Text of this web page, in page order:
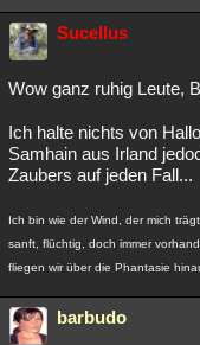
Sucellus
Wow ganz ruhig Leute,
Ich halte nichts von
Samhain aus Irland
Zaubers auf jeden Fall...
Ich bin wie der Wind, der mich
sanft, flüchtig, doch immer
fliegen wir über die Phantasie
barbudo